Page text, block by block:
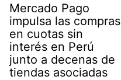
Mercado Pago
impulsa las compras
en cuotas sin
interés en Perú
junto a decenas de
tiendas asociadas